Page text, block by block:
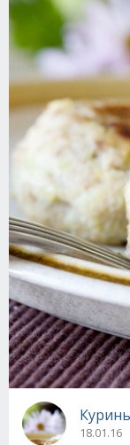
18.01.16